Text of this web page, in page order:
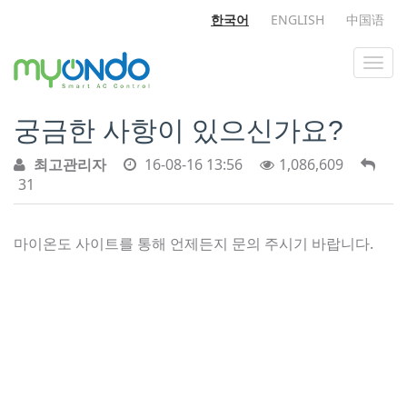
한국어 ENGLISH 中国语
궁금한 사항이 있으신가요?
최고관리자 16-08-16 13:56
1,086,609
31
마이온도 사이트를 통해 언제든지 문의 주시기 바랍니다.